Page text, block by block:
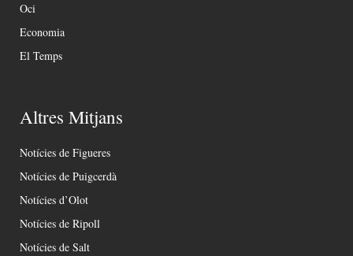
Oci
Economia
El Temps
Altres Mitjans
Notícies de Figueres
Notícies de Puigcerdà
Notícies d’Olot
Notícies de Ripoll
Notícies de Salt